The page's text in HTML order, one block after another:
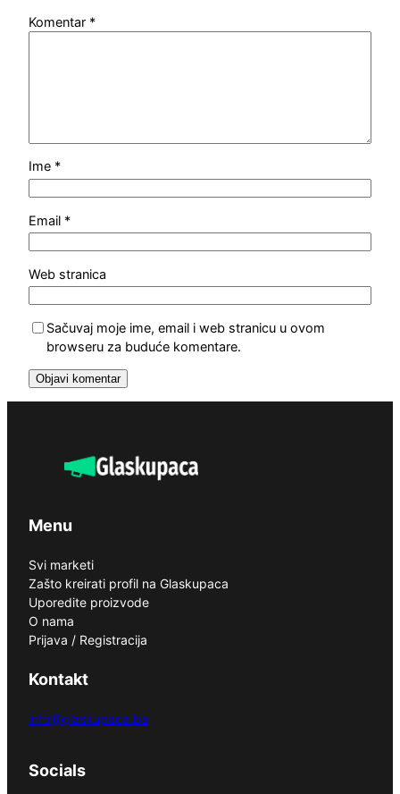
Komentar *
Ime *
Email *
Web stranica
Sačuvaj moje ime, email i web stranicu u ovom
browseru za buduće komentare.
Menu
Svi marketi
Zašto kreirati profil na Glaskupaca
Uporedite proizvode
O nama
Prijava / Registracija
Kontakt
info@glaskupaca.ba
Socials